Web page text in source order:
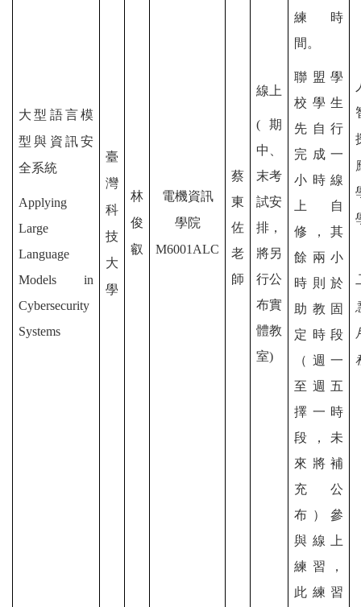
大型語言模
型與資訊安
全系統
Applying
Large
Language
Models in
Cybersecurity
Systems
臺
灣
科
技
大
學
林
俊
叡
電機資訊
學院
M6001ALC
蔡
東
佐
老
師
線上
(期
中、
末考
試安
排，
將另
行公
布實
體教
室)
練時
間。
聯盟學
校學生
先自行
完成一
小時線
上自
修，其
餘兩小
時則於
助教固
定時段
（週一
至週五
擇一時
段，未
來將補
充公
布）參
與線上
練習，
此練習